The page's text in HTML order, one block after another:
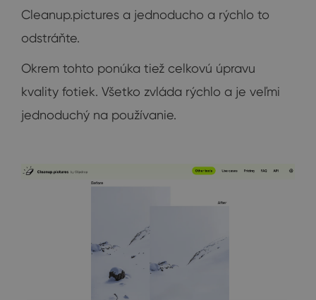
Cleanup.pictures a jednoducho a rýchlo to
odstráňte.
Okrem tohto ponúka tiež celkovú úpravu
kvality fotiek. Všetko zvláda rýchlo a je veľmi
jednoduchý na používanie.